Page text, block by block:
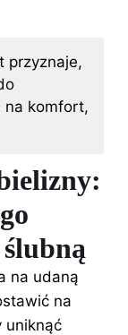
przyznaje,
na komfort,
na udaną
na
uniknąć